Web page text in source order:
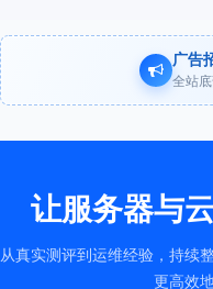
广告
全站
让服务器与
从真实测评到运维经验，持续
更高效